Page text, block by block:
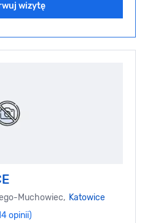
wizytę
Muchowiec, Katowice
opinii)